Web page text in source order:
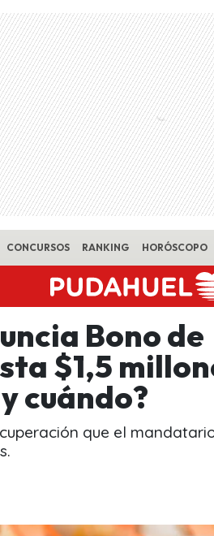
CONCURSOS RANKING HORÓSCOPO
Bono de
$1,5
cuándo?
que el